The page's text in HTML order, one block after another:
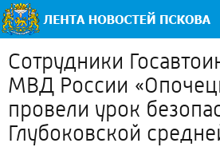
Сотрудники
МВД России
провели урок
Глубоковской